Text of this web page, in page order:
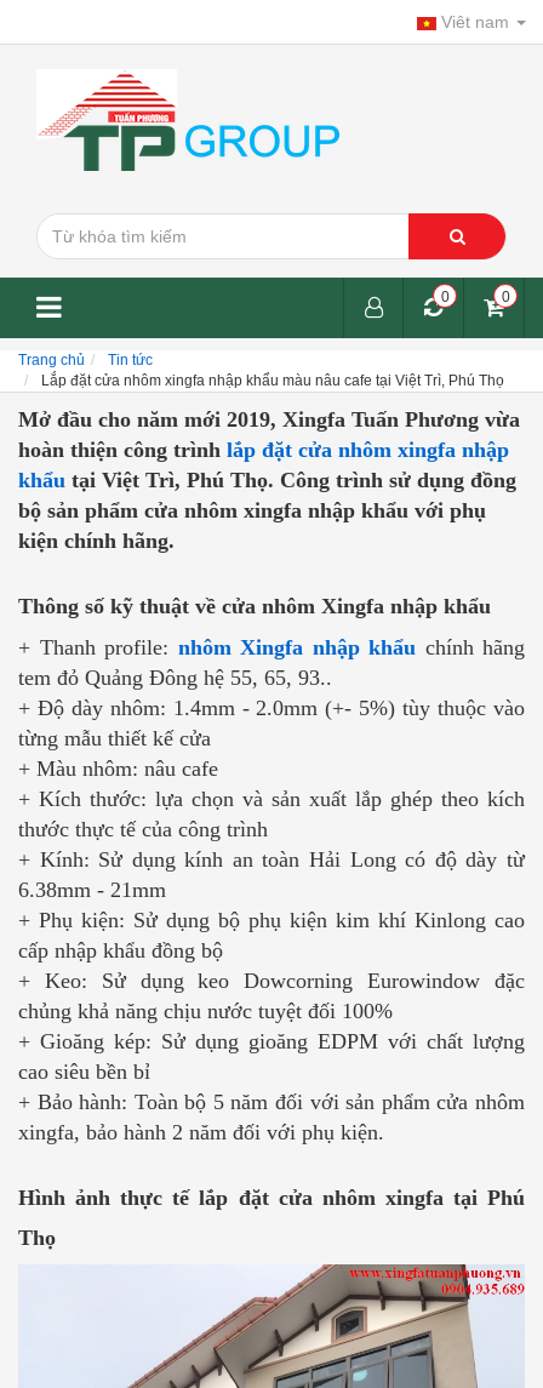
Viêt nam
0
0
Trang chủ
Tin tức
Lắp đặt cửa nhôm xingfa nhập khẩu màu nâu cafe tại Việt Trì, Phú Thọ
Mở đầu cho năm mới 2019, Xingfa Tuấn Phương vừa
hoàn thiện công trình lắp đặt cửa nhôm xingfa nhập
khẩu tại Việt Trì, Phú Thọ. Công trình sử dụng đồng
bộ sản phẩm cửa nhôm xingfa nhập khẩu với phụ
kiện chính hãng.
Thông số kỹ thuật về cửa nhôm Xingfa nhập khẩu
+ Thanh profile: nhôm Xingfa nhập khẩu chính hãng
tem đỏ Quảng Đông hệ 55, 65, 93..
+ Độ dày nhôm: 1.4mm - 2.0mm (+- 5%) tùy thuộc vào
từng mẫu thiết kế cửa
+ Màu nhôm: nâu cafe
+ Kích thước: lựa chọn và sản xuất lắp ghép theo kích
thước thực tế của công trình
+ Kính: Sử dụng kính an toàn Hải Long có độ dày từ
6.38mm - 21mm
+ Phụ kiện: Sử dụng bộ phụ kiện kim khí Kinlong cao
cấp nhập khẩu đồng bộ
+ Keo: Sử dụng keo Dowcorning Eurowindow đặc
chủng khả năng chịu nước tuyệt đối 100%
+ Gioăng kép: Sử dụng gioăng EDPM với chất lượng
cao siêu bền bỉ
+ Bảo hành: Toàn bộ 5 năm đối với sản phẩm cửa nhôm
xingfa, bảo hành 2 năm đối với phụ kiện.
Hình ảnh thực tế lắp đặt cửa nhôm xingfa tại Phú
Thọ